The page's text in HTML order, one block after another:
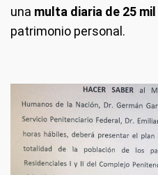
una multa diaria de 25
patrimonio personal.